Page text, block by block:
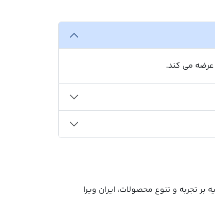
عرضه می کند.
تجربه و تنوع محصولات، ایران ویرا